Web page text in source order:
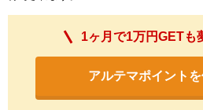
1ヶ月で1万円GETも
アルテマポイント